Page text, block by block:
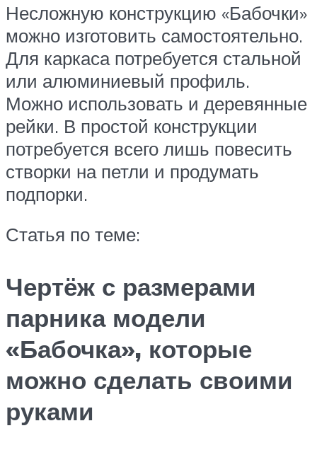
Несложную конструкцию «Бабочки»
можно изготовить самостоятельно.
Для каркаса потребуется стальной
или алюминиевый профиль.
Можно использовать и деревянные
рейки. В простой конструкции
потребуется всего лишь повесить
створки на петли и продумать
подпорки.
Статья по теме:
Чертёж с размерами
парника модели
«Бабочка», которые
можно сделать своими
руками